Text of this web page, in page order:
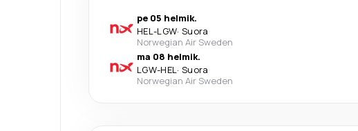
pe 05 helmik.
HEL-LGW· Suora
Norwegian Air Sweden
ma 08 helmik.
LGW-HEL· Suora
Norwegian Air Sweden